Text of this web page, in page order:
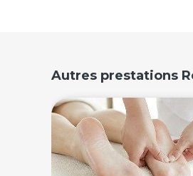
Autres prestations